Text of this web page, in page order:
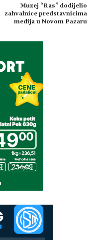
Muzej “Ras” dodijelio
zahvalnice predstavnicima
medija u Novom Pazaru